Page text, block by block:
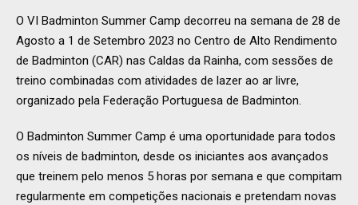
O VI Badminton Summer Camp decorreu na semana de 28 de
Agosto a 1 de Setembro 2023 no Centro de Alto Rendimento
de Badminton (CAR) nas Caldas da Rainha, com sessões de
treino combinadas com atividades de lazer ao ar livre,
organizado pela Federação Portuguesa de Badminton.
O Badminton Summer Camp é uma oportunidade para todos
os níveis de badminton, desde os iniciantes aos avançados
que treinem pelo menos 5 horas por semana e que compitam
regularmente em competições nacionais e pretendam novas